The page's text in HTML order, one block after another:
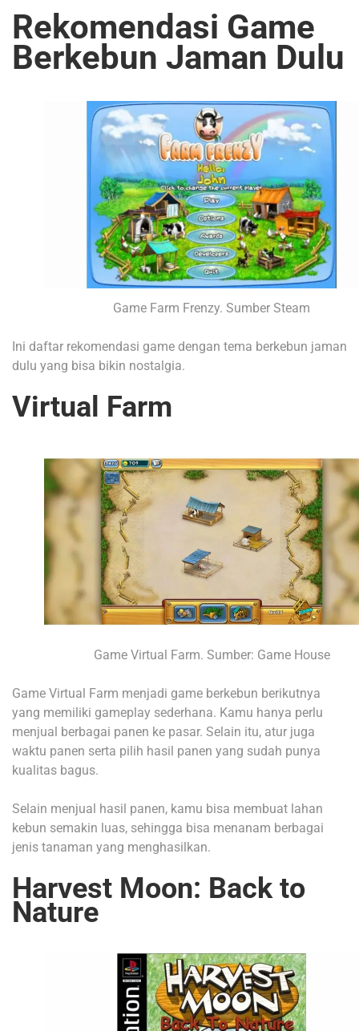
Rekomendasi Game
Berkebun Jaman Dulu
Game Farm Frenzy. Sumber Steam
Ini daftar rekomendasi game dengan tema berkebun jaman
dulu yang bisa bikin nostalgia.
Virtual Farm
Game Virtual Farm. Sumber: Game House
Game Virtual Farm menjadi game berkebun berikutnya
yang memiliki gameplay sederhana. Kamu hanya perlu
menjual berbagai panen ke pasar. Selain itu, atur juga
waktu panen serta pilih hasil panen yang sudah punya
kualitas bagus.
Selain menjual hasil panen, kamu bisa membuat lahan
kebun semakin luas, sehingga bisa menanam berbagai
jenis tanaman yang menghasilkan.
Harvest Moon: Back to
Nature